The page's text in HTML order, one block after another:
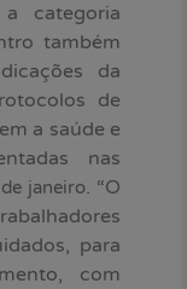
categoria
também
da
de
a saúde e
nas
janeiro. “O
para
com